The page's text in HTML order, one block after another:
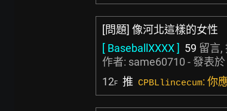
[問題] 像河北這樣的女性
[ BaseballXXXX ] 59 留言,
作者: same60710 - 發表於
12F 推 CPBLlincecum: 你